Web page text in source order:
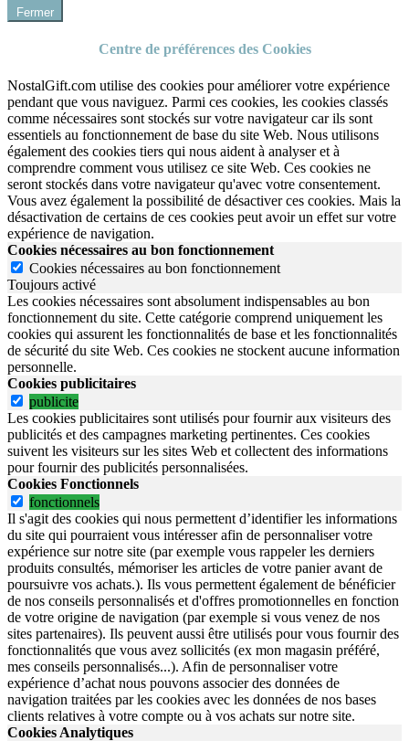
Fermer
Centre de préférences des Cookies
NostalGift.com utilise des cookies pour améliorer votre expérience
pendant que vous naviguez. Parmi ces cookies, les cookies classés
comme nécessaires sont stockés sur votre navigateur car ils sont
essentiels au fonctionnement de base du site Web. Nous utilisons
également des cookies tiers qui nous aident à analyser et à
comprendre comment vous utilisez ce site Web. Ces cookies ne
seront stockés dans votre navigateur qu'avec votre consentement.
Vous avez également la possibilité de désactiver ces cookies. Mais la
désactivation de certains de ces cookies peut avoir un effet sur votre
expérience de navigation.
Cookies nécessaires au bon fonctionnement
Cookies nécessaires au bon fonctionnement
Toujours activé
Les cookies nécessaires sont absolument indispensables au bon
fonctionnement du site. Cette catégorie comprend uniquement les
cookies qui assurent les fonctionnalités de base et les fonctionnalités
de sécurité du site Web. Ces cookies ne stockent aucune information
personnelle.
Cookies publicitaires
publicite
Les cookies publicitaires sont utilisés pour fournir aux visiteurs des
publicités et des campagnes marketing pertinentes. Ces cookies
suivent les visiteurs sur les sites Web et collectent des informations
pour fournir des publicités personnalisées.
Cookies Fonctionnels
fonctionnels
Il s'agit des cookies qui nous permettent d’identifier les informations
du site qui pourraient vous intéresser afin de personnaliser votre
expérience sur notre site (par exemple vous rappeler les derniers
produits consultés, mémoriser les articles de votre panier avant de
poursuivre vos achats.). Ils vous permettent également de bénéficier
de nos conseils personnalisés et d'offres promotionnelles en fonction
de votre origine de navigation (par exemple si vous venez de nos
sites partenaires). Ils peuvent aussi être utilisés pour vous fournir des
fonctionnalités que vous avez sollicités (ex mon magasin préféré,
mes conseils personnalisés...). Afin de personnaliser votre
expérience d’achat nous pouvons associer des données de
navigation traitées par les cookies avec les données de nos bases
clients relatives à votre compte ou à vos achats sur notre site.
Cookies Analytiques